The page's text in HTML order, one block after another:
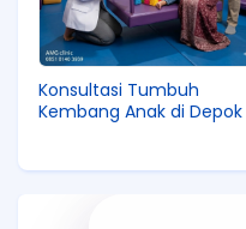
Konsultasi Tumbuh
Kembang Anak di Depok